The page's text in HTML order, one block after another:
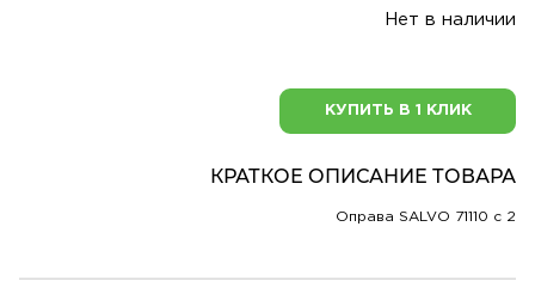
Нет в наличии
КУПИТЬ В 1 КЛИК
КРАТКОЕ ОПИСАНИЕ ТОВАРА
Оправа SALVO 71110 c 2